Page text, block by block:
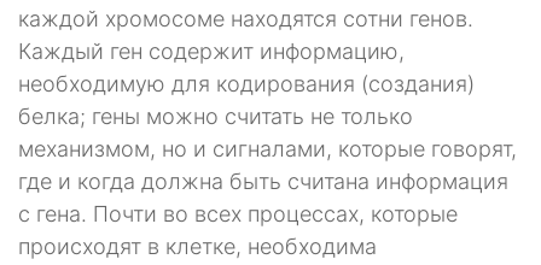
каждой хромосоме находятся сотни генов.
Каждый ген содержит информацию,
необходимую для кодирования (создания)
белка; гены можно считать не только
механизмом, но и сигналами, которые говорят,
где и когда должна быть считана информация
с гена. Почти во всех процессах, которые
происходят в клетке, необходима